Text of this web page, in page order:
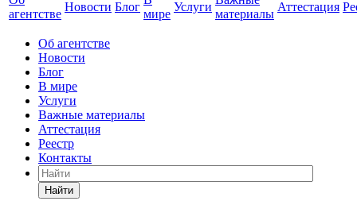
агентстве
Новости Блог
мире
Услуги
материалы
Аттестация
Об агентстве
Новости
Блог
В мире
Услуги
Важные материалы
Аттестация
Реестр
Контакты
Найти